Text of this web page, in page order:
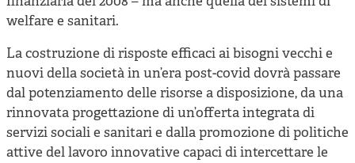
welfare e sanitari.
La costruzione di risposte efficaci ai bisogni vecchi e
nuovi della società in un’era post-covid dovrà passare
dal potenziamento delle risorse a disposizione, da una
rinnovata progettazione di un’offerta integrata di
servizi sociali e sanitari e dalla promozione di politiche
attive del lavoro innovative capaci di intercettare le